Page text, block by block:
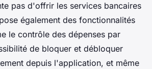
pas d'offrir les services bancaires
également des fonctionnalités
le contrôle des dépenses par
de bloquer et débloquer
depuis l'application, et même